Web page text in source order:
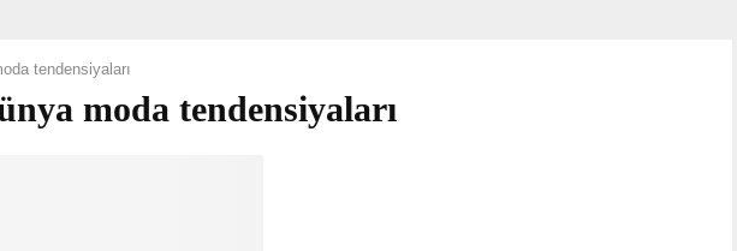
tendensiyaları
moda tendensiyaları